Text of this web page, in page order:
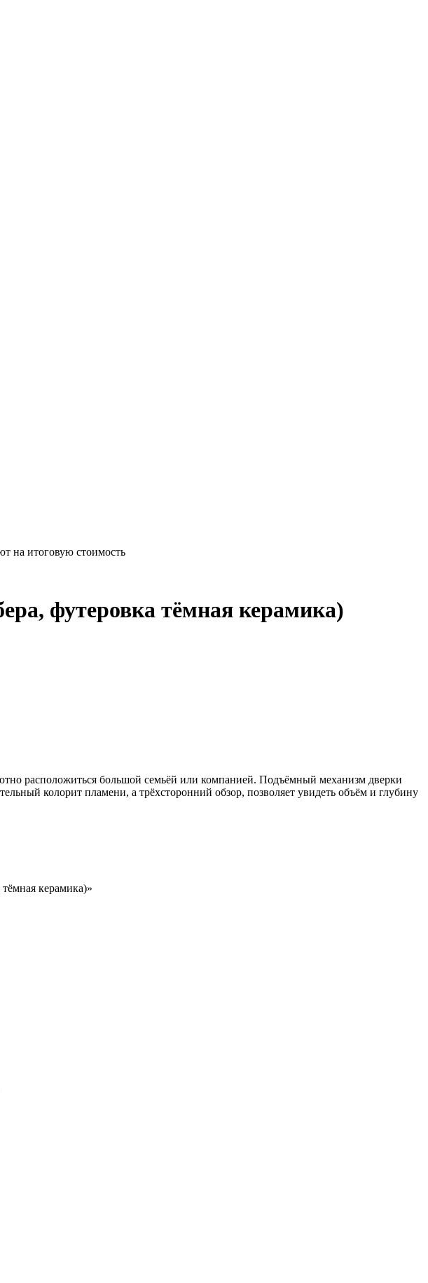
на итоговую стоимость
футеровка тёмная керамика)
расположиться большой семьёй или компанией. Подъёмный механизм дверки
колорит пламени, а трёхсторонний обзор, позволяет увидеть объём и глубину
керамика)»